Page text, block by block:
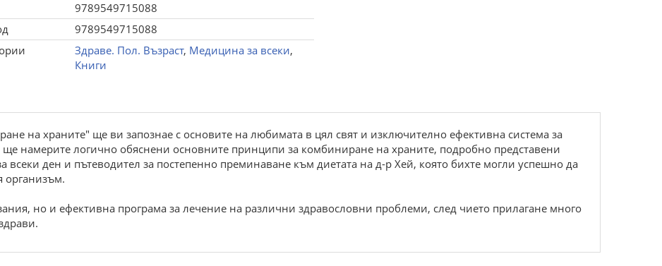
9789549715088
9789549715088
Здраве. Пол. Възраст, Медицина за всеки,
Книги
на храните" ще ви запознае с основите на любимата в цял свят и изключително ефективна система за
ще намерите логично обяснени основните принципи за комбиниране на храните, подробно представени
всеки ден и пътеводител за постепенно преминаване към диетата на д-р Хей, която бихте могли успешно да
организъм.
но и ефективна програма за лечение на различни здравословни проблеми, след чието прилагане много